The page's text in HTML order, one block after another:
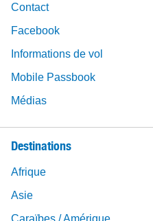
Contact
Facebook
Informations de vol
Mobile Passbook
Médias
Destinations
Afrique
Asie
Caraïbes / Amérique